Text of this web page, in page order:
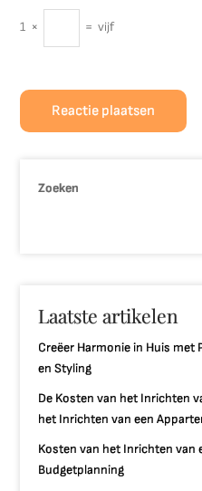
1 × = vijf
Zoeken
Laatste artikelen
Creëer Harmonie in Huis
en Styling
De Kosten van het Inrichten
het Inrichten van een
Kosten van het Inrichten van
Budgetplanning